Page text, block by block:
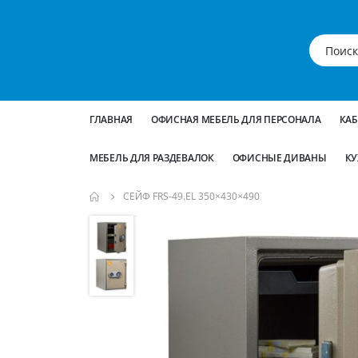
ГЛАВНАЯ ОФИСНАЯ МЕБЕЛЬ ДЛЯ ПЕРСОНАЛА
МЕБЕЛЬ ДЛЯ РАЗДЕВАЛОК ОФИСНЫЕ ДИВАНЫ
СЕЙФ FRS-49.EL 350×430×490
Пропустить
перейти
галереям
изображений